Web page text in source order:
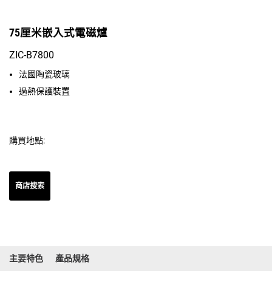
75厘米嵌入式電磁爐
ZIC-B7800
法國陶瓷玻璃
過熱保護裝置
購買地點:
商店搜索
主要特色 產品規格